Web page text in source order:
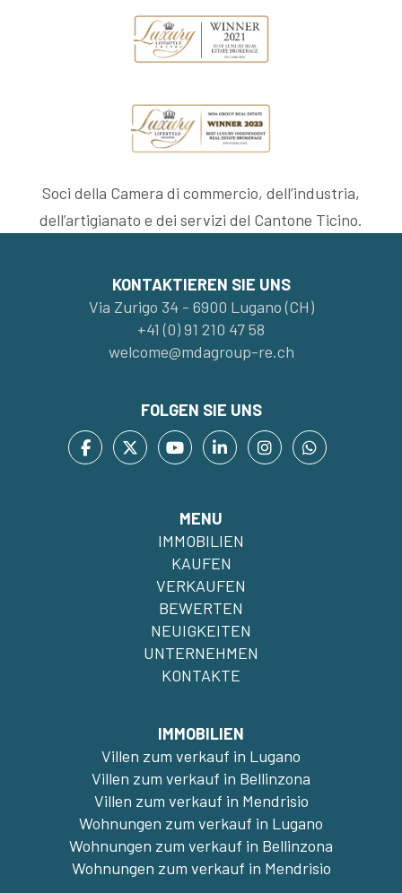
Soci della Camera di commercio, dell’industria,
dell’artigianato e dei servizi del Cantone Ticino.
KONTAKTIEREN SIE UNS
Via Zurigo 34 - 6900 Lugano (CH)
+41 (0) 91 210 47 58
welcome@mdagroup-re.ch
FOLGEN SIE UNS
MENU
IMMOBILIEN
KAUFEN
VERKAUFEN
BEWERTEN
NEUIGKEITEN
UNTERNEHMEN
KONTAKTE
IMMOBILIEN
Villen zum verkauf in Lugano
Villen zum verkauf in Bellinzona
Villen zum verkauf in Mendrisio
Wohnungen zum verkauf in Lugano
Wohnungen zum verkauf in Bellinzona
Wohnungen zum verkauf in Mendrisio